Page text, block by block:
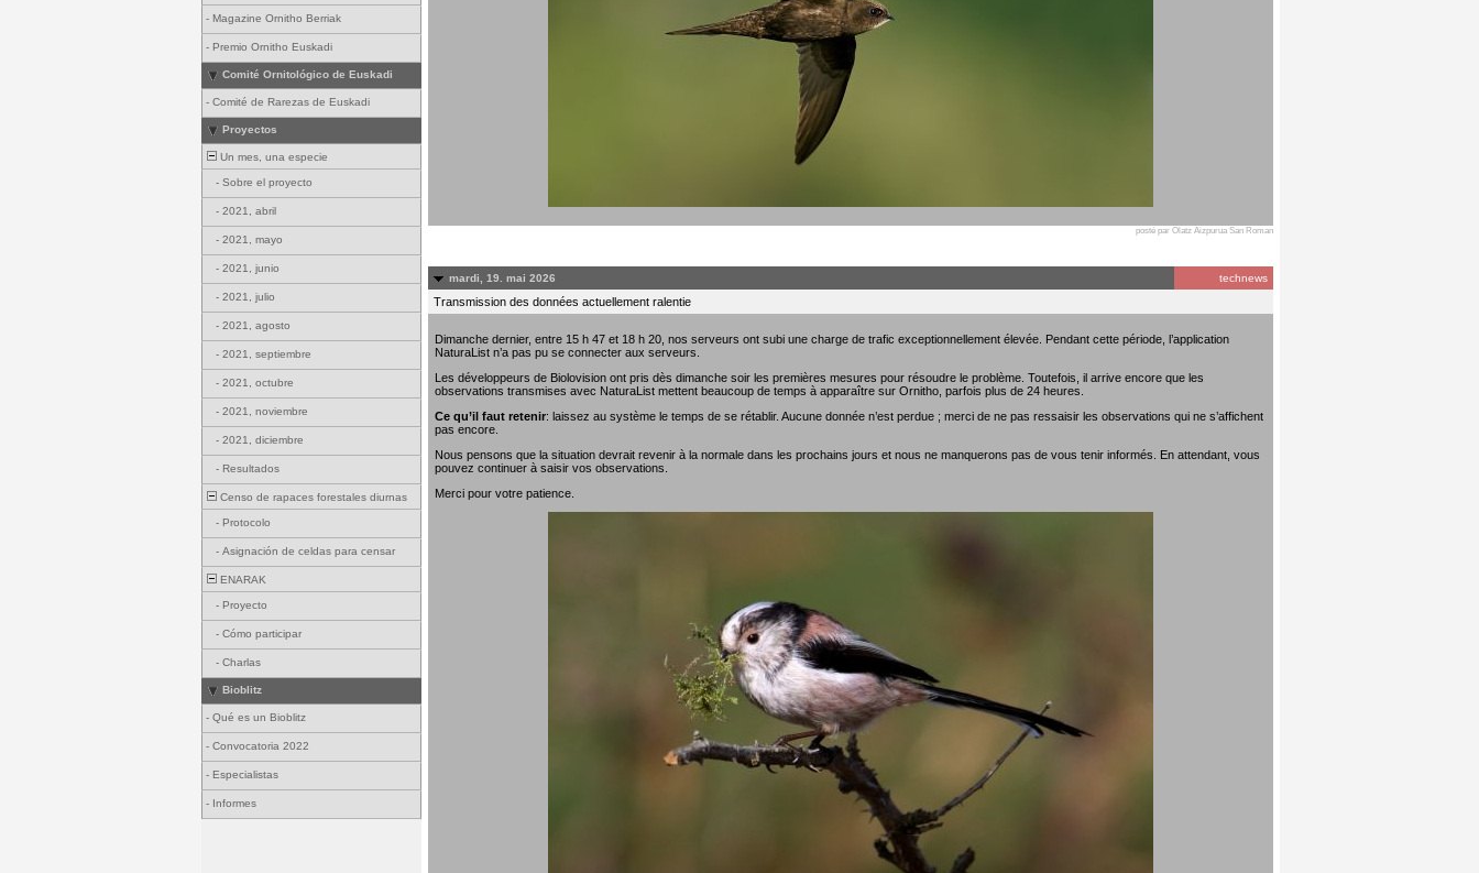
- Magazine Ornitho Berriak
- Premio Ornitho Euskadi
Comité Ornitológico de Euskadi
- Comité de Rarezas de Euskadi
Proyectos
Un mes, una especie
- Sobre el proyecto
- 2021, abril
- 2021, mayo
- 2021, junio
- 2021, julio
- 2021, agosto
- 2021, septiembre
- 2021, octubre
- 2021, noviembre
- 2021, diciembre
- Resultados
Censo de rapaces forestales diurnas
- Protocolo
- Asignación de celdas para censar
ENARAK
- Proyecto
- Cómo participar
- Charlas
Bioblitz
- Qué es un Bioblitz
- Convocatoria 2022
- Especialistas
- Informes
posté par Olatz Aizpurua San Roman
mardi, 19. mai 2026 technews
Transmission des données actuellement ralentie
Dimanche dernier, entre 15 h 47 et 18 h 20, nos serveurs ont subi une charge de trafic exceptionnellement élevée. Pendant cette période, l’application
NaturaList n’a pas pu se connecter aux serveurs.
Les développeurs de Biolovision ont pris dès dimanche soir les premières mesures pour résoudre le problème. Toutefois, il arrive encore que les
observations transmises avec NaturaList mettent beaucoup de temps à apparaître sur Ornitho, parfois plus de 24 heures.
Ce qu’il faut retenir: laissez au système le temps de se rétablir. Aucune donnée n’est perdue ; merci de ne pas ressaisir les observations qui ne s’affichent
pas encore.
Nous pensons que la situation devrait revenir à la normale dans les prochains jours et nous ne manquerons pas de vous tenir informés. En attendant, vous
pouvez continuer à saisir vos observations.
Merci pour votre patience.